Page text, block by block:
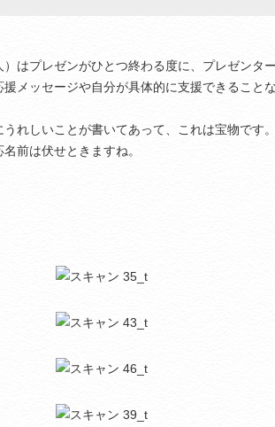
はプレゼンがひとつ終わる度に、プレゼンタ
メッセージや自分が具体的に支援できること
れしいことが書いてあって、これは宝物です。
前は伏せときますね。